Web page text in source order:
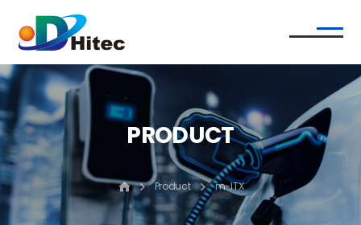
PRODUCT
Product m-ITX